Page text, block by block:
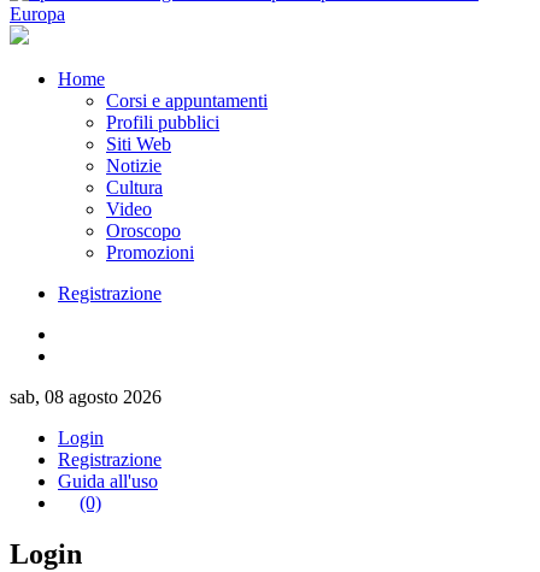
Home
Corsi e appuntamenti
Profili pubblici
Siti Web
Notizie
Cultura
Video
Oroscopo
Promozioni
Registrazione
sab, 08 agosto 2026
Login
Registrazione
Guida all'uso
(0)
Login